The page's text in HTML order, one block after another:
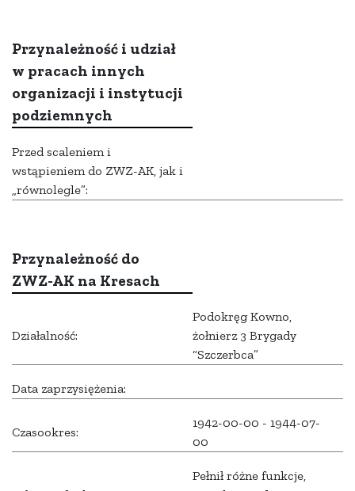
Przynależność i udział
w pracach innych
organizacji i instytucji
podziemnych
Przed scaleniem i
wstąpieniem do ZWZ-AK, jak i
„równolegle”:
Przynależność do
ZWZ-AK na Kresach
Działalność:
Podokręg Kowno,
żołnierz 3 Brygady
“Szczerbca”
Data zaprzysiężenia:
Czasookres:
1942-00-00 - 1944-07-
00
Pełnił różne funkcje,